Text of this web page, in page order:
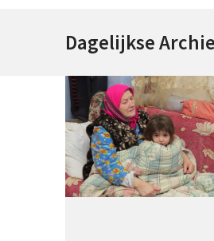
Dagelijkse